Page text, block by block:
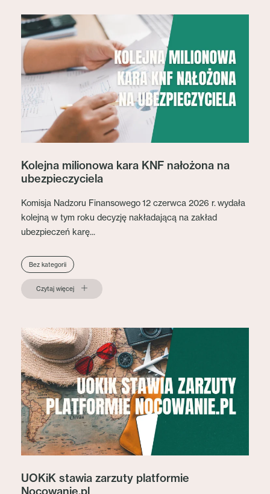
Kolejna milionowa kara KNF nałożona na
ubezpieczyciela
Komisja Nadzoru Finansowego 12 czerwca 2026 r. wydała
kolejną w tym roku decyzję nakładającą na zakład
ubezpieczeń karę...
Bez kategorii
Czytaj więcej
UOKiK stawia zarzuty platformie